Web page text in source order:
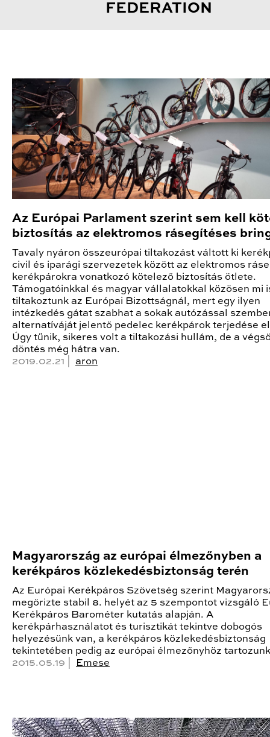
FEDERATION
Az Európai Parlament szerint sem kell
biztosítás az elektromos rásegítéses
Tavaly nyáron összeurópai tiltakozást váltott ki
civil és iparági szervezetek között az elektromos
kerékpárokra vonatkozó kötelező biztosítás ötlete.
Támogatóinkkal és magyar vállalatokkal közösen mi
tiltakoztunk az Európai Bizottságnál, mert egy ilyen
intézkedés gátat szabhat a sokak autózással
alternatíváját jelentő pedelec kerékpárok terjedése
Úgy tűnik, sikeres volt a tiltakozási hullám, de a
döntés még hátra van.
2019.02.21 | aron
Magyarország az európai élmezőnyben a
kerékpáros közlekedésbiztonság terén
Az Európai Kerékpáros Szövetség szerint
megőrizte stabil 8. helyét az 5 szempontot vizsgáló
Kerékpáros Barométer kutatás alapján. A
kerékpárhasználatot és turisztikát tekintve dobogós
helyezésünk van, a kerékpáros közlekedésbiztonság
tekintetében pedig az európai élmezőnyhöz
2015.05.19 |
Emese